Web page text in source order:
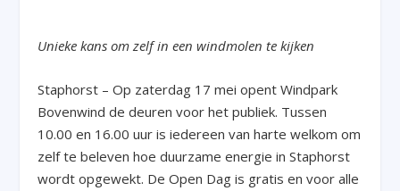
Unieke kans om zelf in een windmolen te kijken
Staphorst – Op zaterdag 17 mei opent Windpark
Bovenwind de deuren voor het publiek. Tussen
10.00 en 16.00 uur is iedereen van harte welkom om
zelf te beleven hoe duurzame energie in Staphorst
wordt opgewekt. De Open Dag is gratis en voor alle